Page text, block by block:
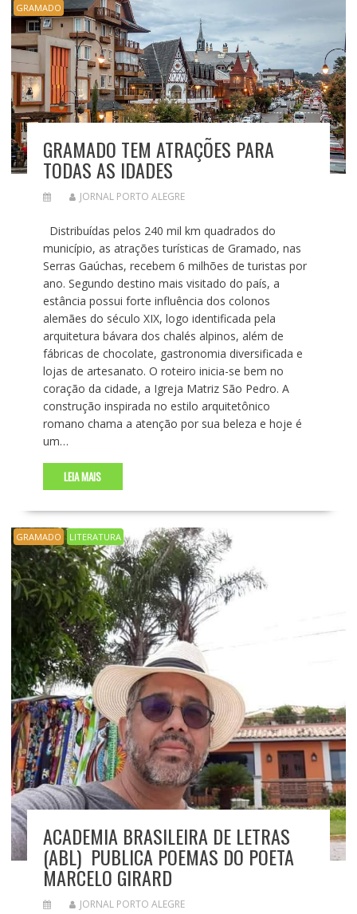
GRAMADO
GRAMADO TEM ATRAÇÕES PARA
TODAS AS IDADES
JORNAL PORTO ALEGRE
Distribuídas pelos 240 mil km quadrados do
município, as atrações turísticas de Gramado, nas
Serras Gaúchas, recebem 6 milhões de turistas por
ano. Segundo destino mais visitado do país, a
estância possui forte influência dos colonos
alemães do século XIX, logo identificada pela
arquitetura bávara dos chalés alpinos, além de
fábricas de chocolate, gastronomia diversificada e
lojas de artesanato. O roteiro inicia-se bem no
coração da cidade, a Igreja Matriz São Pedro. A
construção inspirada no estilo arquitetônico
romano chama a atenção por sua beleza e hoje é
um…
LEIA MAIS
GRAMADO LITERATURA
ACADEMIA BRASILEIRA DE LETRAS
(ABL) PUBLICA POEMAS DO POETA
MARCELO GIRARD
JORNAL PORTO ALEGRE